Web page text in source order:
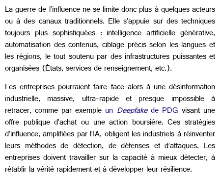
La guerre de l’influence ne se limite donc plus à quelques acteurs
ou à des canaux traditionnels. Elle s’appuie sur des techniques
toujours plus sophistiquées : intelligence artificielle générative,
automatisation des contenus, ciblage précis selon les langues et
les régions, le tout soutenu par des infrastructures puissantes et
organisées (États, services de renseignement, etc.).
Les entreprises pourraient faire face alors à une désinformation
industrielle, massive, ultra-rapide et presque impossible à
retracer, comme par exemple un Deepfakede PDG visant une
offre publique d’achat ou une action boursière. Ces stratégies
d’influence, amplifiées par l’IA, obligent les industriels à réinventer
leurs méthodes de détection, de défenses et d’attaques. Les
entreprises doivent travailler sur la capacité à mieux détecter, à
rétablir la vérité rapidement et à développer leur résilience.